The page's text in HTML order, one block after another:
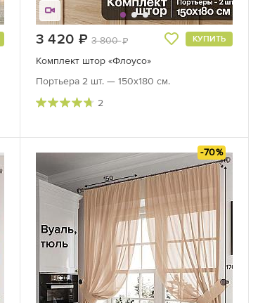
3 420 руб.
3 800 КУПИТЬ
Комплект штор «Флоусо»
Портьера 2 шт. — 150х180 см.
2
-70%